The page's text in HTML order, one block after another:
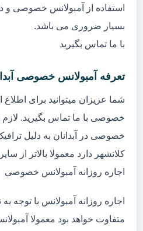
استفاده از آمبولانس خصوصی و
بسیار ضروری می باشد.
با ما تماس بگیرید
تعرفه آمبولانس خصوصی
شما عزیزان میتوانید برای اطلاع
خصوصی با ما تماس بگیرید.
خصوصی در آبدانان به دلیل
کلانشهر دارد معمولا بالاتر از
اجاره روزانه آمبولانس خصوصی
اجاره روزانه آمبولانس با توجه